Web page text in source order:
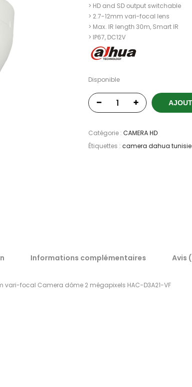
> HD and SD output switchable
> 2.7-12mm vari-focal lens
> Max. IR length 30m, Smart IR
> IP67, DC12V
Disponible
Catégorie : CAMERA HD
Étiquettes : camera dahua tunisie
Informations complémentaires Avis
vari-focal Camera dôme 2 mégapixels HAC-D3A21-VF